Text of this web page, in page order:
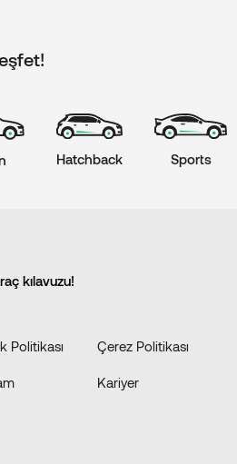
Hatchback Sports
kılavuzu!
Politikası Çerez Politikası
Kariyer